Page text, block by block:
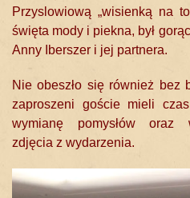
Przyslowiową „wisienką na
święta mody i piekna, był
Anny Iberszer i jej partnera.
Nie obeszło się również bez
zaproszeni goście mieli
wymianę pomysłów oraz
zdjęcia z wydarzenia.